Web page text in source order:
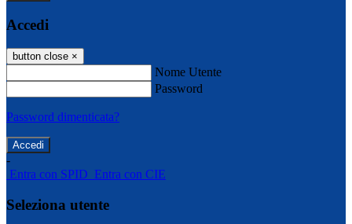
Accedi
button close ×
Nome Utente
Password
Password dimenticata?
-
Entra con SPID Entra con CIE
Seleziona utente